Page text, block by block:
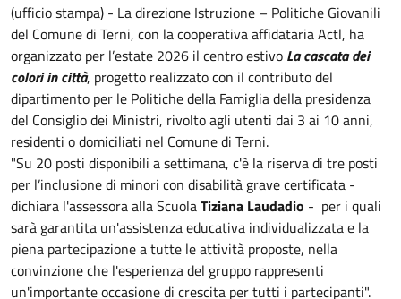
(ufficio stampa) - La direzione Istruzione – Politiche Giovanili
del Comune di Terni, con la cooperativa affidataria Actl, ha
organizzato per l’estate 2026 il centro estivo La cascata dei
colori in città, progetto realizzato con il contributo del
dipartimento per le Politiche della Famiglia della presidenza
del Consiglio dei Ministri, rivolto agli utenti dai 3 ai 10 anni,
residenti o domiciliati nel Comune di Terni.
"Su 20 posti disponibili a settimana, c'è la riserva di tre posti
per l’inclusione di minori con disabilità grave certificata -
dichiara l'assessora alla ScuolaTiziana Laudadio - per i quali
sarà garantita un'assistenza educativa individualizzata e la
piena partecipazione a tutte le attività proposte, nella
convinzione che l'esperienza del gruppo rappresenti
un'importante occasione di crescita per tutti i partecipanti".